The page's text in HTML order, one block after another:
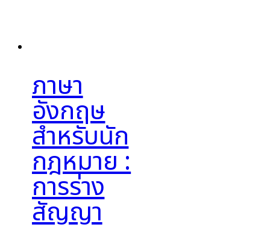
ภาษา
อังกฤษ
สำหรับนัก
กฎหมาย :
การร่าง
สัญญา